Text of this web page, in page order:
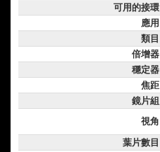
可用的接環
應用
類目
倍增器
穩定器
焦距
鏡片組
視角
葉片數目